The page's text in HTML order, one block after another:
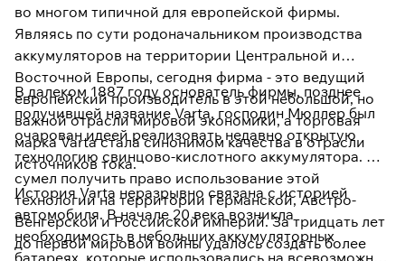
во многом типичной для европейской фирмы.
Являясь по сути родоначальником производства
аккумуляторов на территории Центральной и
Восточной Европы, сегодня фирма - это ведущий
европейский производитель в этой небольшой, но
важной отрасли мировой экономики, а торговая
марка Varta стала синонимом качества в отрасли
источников тока.
В далеком 1887 году основатель фирмы, позднее
получившей название Varta, господин Мюллер был
очарован идеей реализовать недавно открытую
технологию свинцово-кислотного аккумулятора. Он
сумел получить право использование этой
технологии на территории Германской, Австро-
Венгерской и Российской империй. За тридцать лет
до первой мировой войны удалось создать более
История Varta неразрывно связана с историей
автомобиля. В начале 20 века возникла
необходимость в небольших аккумуляторных
батареях, которые использовались на всевозможных